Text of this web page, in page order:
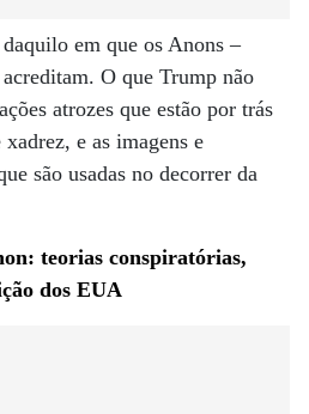
em que os Anons –
O que Trump não
atrozes que estão por trás
e as imagens e
são usadas no decorrer da
teorias conspiratórias,
dos EUA